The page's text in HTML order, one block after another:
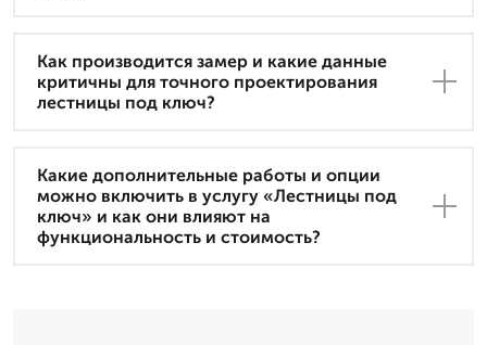
Как производится замер и какие данные
критичны для точного проектирования
лестницы под ключ?
Какие дополнительные работы и опции
можно включить в услугу «Лестницы под
ключ» и как они влияют на
функциональность и стоимость?